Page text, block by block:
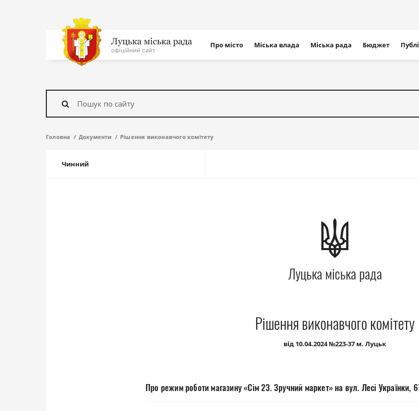
На
головну
сайту
Про місто Міська влада Міська рада Бюджет
Знайти
Головна Документи Рішення виконавчого комітету
Чинний
Луцька міська рада
Рішення виконавчого комітету
від 10.04.2024 №223-37 м. Луцьк
Про режим роботи магазину «Сім 23. Зручний маркет» на вул. Лесі Українки,